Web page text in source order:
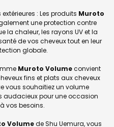
: Les produits Muroto
une protection contre
la chaleur, les rayons UV et la
de vos cheveux tout en leur
globale.
Muroto Volumeconvient
fins et plats aux cheveux
vous souhaitiez un volume
audacieux pour une occasion
vos besoins.
Volumede Shu Uemura, vous